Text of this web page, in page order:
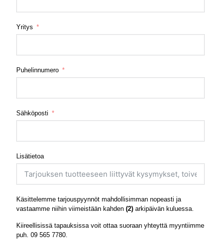
Yritys
Puhelinnumero
Sähköposti
Lisätietoa
Käsittelemme tarjouspyynnöt mahdollisimman nopeasti ja
vastaamme niihin viimeistään kahden (2) arkipäivän kuluessa.
Kiireellisissä tapauksissa voit ottaa suoraan yhteyttä myyntiimme
puh. 09 565 7780